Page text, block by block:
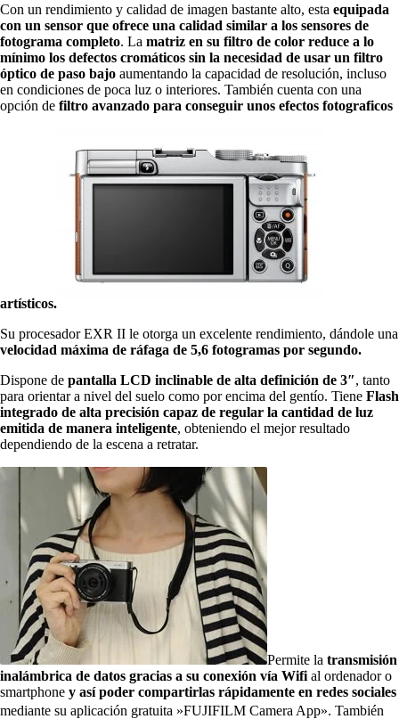
Con un rendimiento y calidad de imagen bastante alto, esta equipada
con un sensor que ofrece una calidad similar a los sensores de
fotograma completo. La matriz en su filtro de color reduce a lo
mínimo los defectos cromáticos sin la necesidad de usar un filtro
óptico de paso bajo aumentando la capacidad de resolución, incluso
en condiciones de poca luz o interiores. También cuenta con una
opción de filtro avanzado para conseguir unos efectos fotograficos
artísticos.
Su procesador EXR II le otorga un excelente rendimiento, dándole una
velocidad máxima de ráfaga de 5,6 fotogramas por segundo.
Dispone de pantalla LCD inclinable de alta definición de 3″, tanto
para orientar a nivel del suelo como por encima del gentío. Tiene Flash
integrado de alta precisión capaz de regular la cantidad de luz
emitida de manera inteligente, obteniendo el mejor resultado
dependiendo de la escena a retratar.
Permite la transmisión
inalámbrica de datos gracias a su conexión vía Wifi al ordenador o
smartphone y así poder compartirlas rápidamente en redes sociales
mediante su aplicación gratuita »FUJIFILM Camera App». También